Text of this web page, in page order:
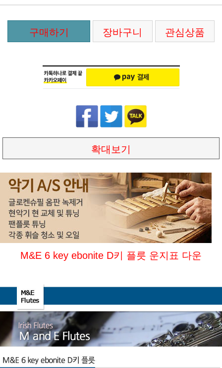
구매하기 장바구니 관심상품
확대보기
M&E 6 key ebonite D키 플릇 운지표 다운